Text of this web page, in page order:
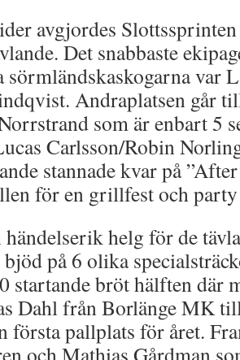
avgjordes
Det snabbaste
sörmländskaskogarna var
Andraplatsen går
som är enbart 5
Carlsson/Robin
stannade kvar på
för en grillfest och
händelserik helg för de
på 6 olika
startande bröt hälften där
Dahl från Borlänge MK
första pallplats för året.
och Mathias Gårdman